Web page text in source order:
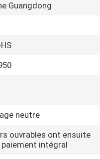
Guangdong
neutre
ouvrables ont ensuite
paiement intégral